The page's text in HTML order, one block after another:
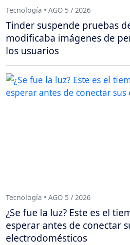
Tecnología • AGO 5 / 2026
Tinder suspende pruebas
modificaba imágenes de
los usuarios
Tecnología • AGO 5 / 2026
¿Se fue la luz? Este es el
esperar antes de conectar
electrodomésticos